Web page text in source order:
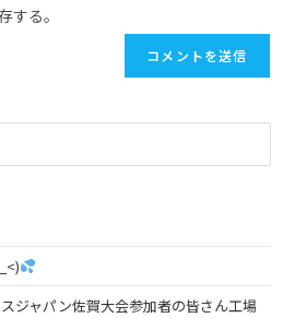
する。
ジャパン佐賀大会参加者の皆さん工場